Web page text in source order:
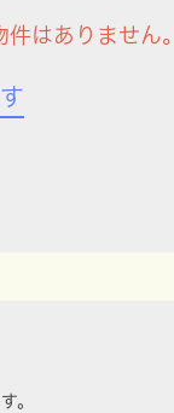
はありません。
。